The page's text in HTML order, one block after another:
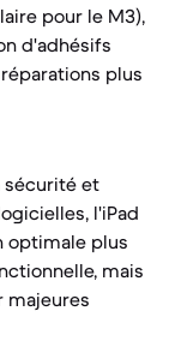
pour le M3),
d'adhésifs
plus
sécurité et
l'iPad
optimale plus
mais
majeures